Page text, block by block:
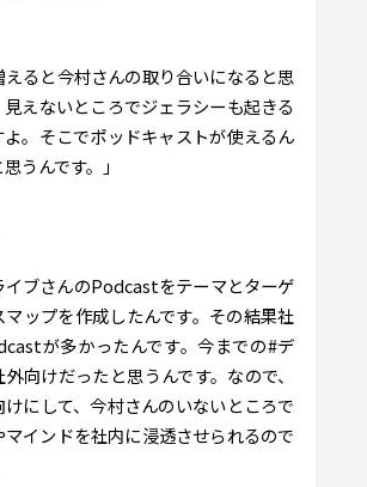
えると今村さんの取り合いになると思
見えないところでジェラシーも起きる
よ。そこでポッドキャストが使えるん
うんです。」
イブさんのPodcastをテーマとターゲ
マップを作成したんです。その結果社
が多かったんです。今までの#デ
向けだったと思うんです。なので、
にして、今村さんのいないところで
マインドを社内に浸透させられるので